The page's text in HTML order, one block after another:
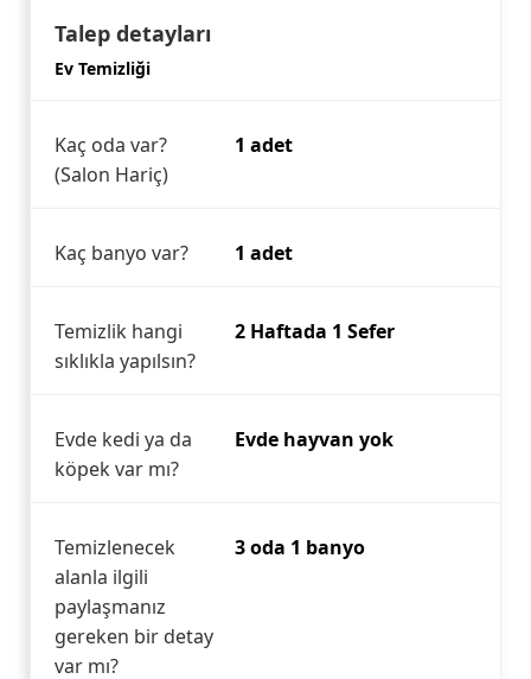
Talep detayları
Ev Temizliği
Kaç oda var?
(Salon Hariç)
1 adet
Kaç banyo var? 1 adet
Temizlik hangi
sıklıkla yapılsın?
2 Haftada 1 Sefer
Evde kedi ya da
köpek var mı?
Evde hayvan yok
Temizlenecek
alanla ilgili
paylaşmanız
gereken bir detay
var mı?
3 oda 1 banyo